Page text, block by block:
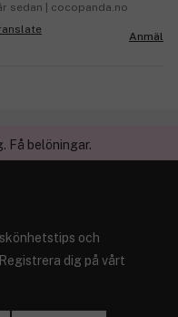
sedan | cocopanda.no
Anmäl
Få belöningar.
och
dig på vårt